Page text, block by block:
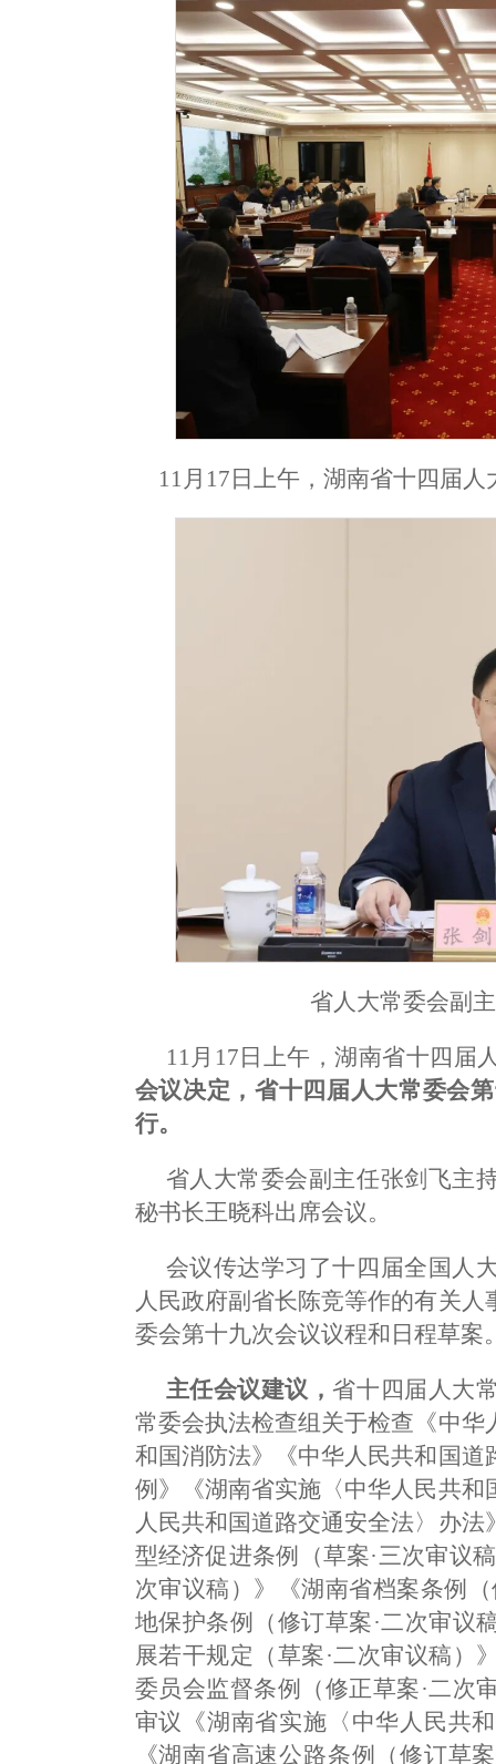
11月17日上午，湖南省十四届
省人大常委会副
11月17日上午，湖南省十四届
会议决定，省十四届人大常委会
行。
省人大常委会副主任张剑飞主
秘书长王晓科出席会议。
会议传达学习了十四届全国人
人民政府副省长陈竞等作的有关
委会第十九次会议议程和日程草案
主任会议建议，省十四届人大
常委会执法检查组关于检查《中
和国消防法》《中华人民共和国
例》《湖南省实施〈中华人民共
人民共和国道路交通安全法〉办
型经济促进条例（草案·三次审议
次审议稿）》《湖南省档案条例
地保护条例（修订草案·二次审议
展若干规定（草案·二次审议稿）
委员会监督条例（修正草案·二次
审议《湖南省实施〈中华人民共
《湖南省高速公路条例（修订草